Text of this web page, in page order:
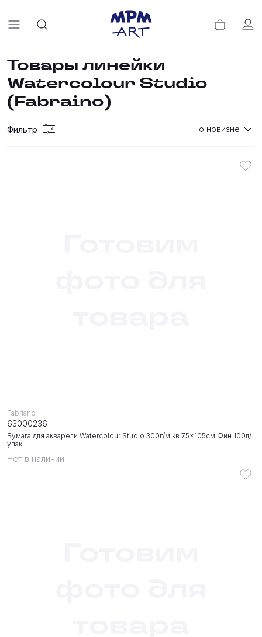
Товары линейки
Watercolour Studio
(Fabraino)
Фильтр По новизне
Нет в наличии
Бумага для акварели Watercolour Studio 300г/м.кв 75x105см Фин 100л/
упак
Fabriano
63000236